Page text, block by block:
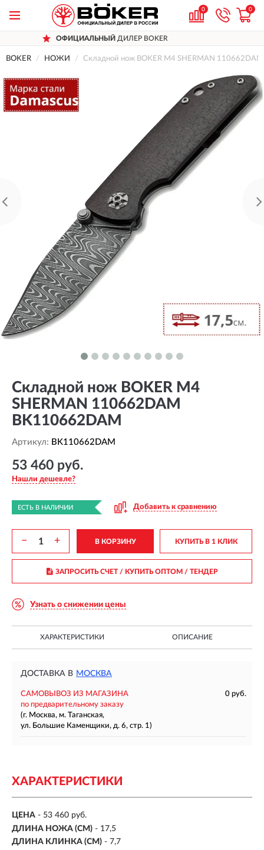
0 0
ДИЛЕР BOKER
BOKER НОЖИ Складной нож BOKER M4 SHERMAN 110662DAM
Складной нож BOKER M4
SHERMAN 110662DAM
BK110662DAM
Артикул: BK110662DAM
53 460 руб.
Нашли дешевле?
ЕСТЬ В НАЛИЧИИ Добавить к сравнению
− + В КОРЗИНУ КУПИТЬ В 1 КЛИК
ЗАПРОСИТЬ СЧЕТ / КУПИТЬ ОПТОМ/ ТЕНДЕР
Узнать о снижении цены
ХАРАКТЕРИСТИКИ ОПИСАНИЕ
ДОСТАВКА В МОСКВА
САМОВЫВОЗ ИЗ МАГАЗИНА
0 руб.
по предварительному заказу
(г. Москва, м. Таганская,
ул. Большие Каменщики, д. 6, стр. 1)
ХАРАКТЕРИСТИКИ
ЦЕНА - 53 460 руб.
ДЛИНА НОЖА (СМ) - 17,5
ДЛИНА КЛИНКА (СМ) - 7,7